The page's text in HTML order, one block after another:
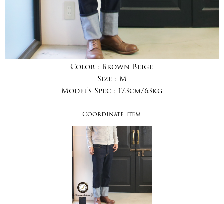
Color : Brown Beige
Size : M
Model's Spec : 173cm/63kg
Coordinate Item